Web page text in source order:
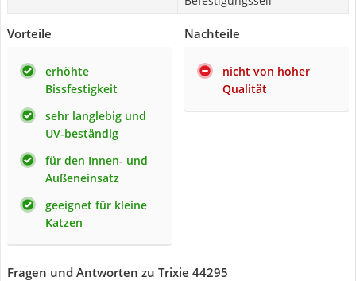
Vorteile
erhöhte
Bissfestigkeit
sehr langlebig und
UV-beständig
für den Innen- und
Außeneinsatz
geeignet für kleine
Katzen
Nachteile
nicht von hoher
Qualität
Fragen und Antworten zu Trixie 44295